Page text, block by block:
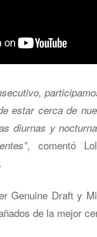
estar cerca de
diurnas y
, comentó
Genuine Draft y
de la mejor